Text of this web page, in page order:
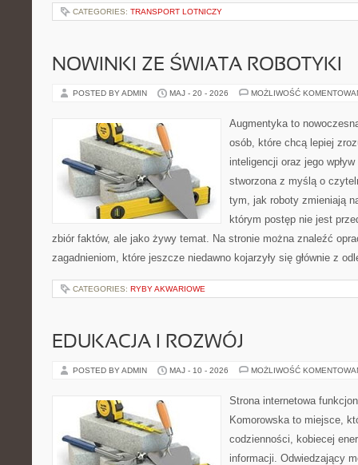
CATEGORIES: TRANSPORT LOTNICZY
NOWINKI ZE ŚWIATA ROBOTYKI
POSTED BY ADMIN MAJ - 20 - 2026 MOŻLIWOŚĆ
Augmentyka to
osób, które chcą lepiej
inteligencji oraz jego
stworzona z myślą o
tym, jak roboty zmieniają
którym postęp nie jest
zbiór faktów, ale jako żywy temat. Na stronie można znaleźć
zagadnieniom, które jeszcze niedawno kojarzyły się głównie z
CATEGORIES: RYBY AKWARIOWE
EDUKACJA I ROZWÓJ
POSTED BY ADMIN MAJ - 10 - 2026 MOŻLIWOŚĆ
Strona internetowa
Komorowska to miejsce,
codzienności, kobiecej
informacji. Odwiedzający